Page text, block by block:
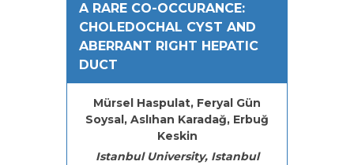
A RARE CO-OCCURANCE:
CHOLEDOCHAL CYST AND
ABERRANT RIGHT HEPATIC
DUCT
Mürsel Haspulat, Feryal Gün
Soysal, Aslıhan Karadağ, Erbuğ
Keskin
Istanbul University, Istanbul